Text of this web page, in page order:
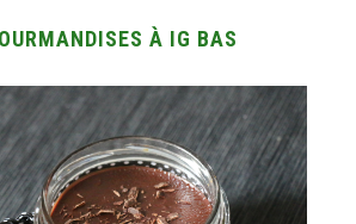
À IG BAS